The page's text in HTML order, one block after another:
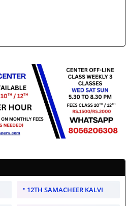
12TH SAMACHEER KALVI